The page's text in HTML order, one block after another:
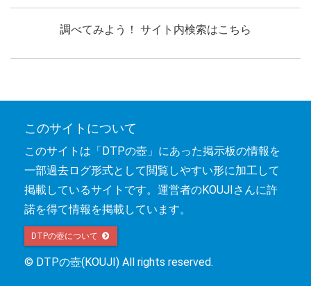
調べてみよう！ サイト内検索はこちら
このサイトについて
このサイトは「DTPの壺」にあった掲示板の情報を
一部過去ログ形式として閲覧しやすい形に加工して
掲載しているサイトです。運営者のKOUJIさんに許
諾を得て情報を掲載しています。
DTPの壺について
© DTPの壺(KOUJI) All rights reserved.